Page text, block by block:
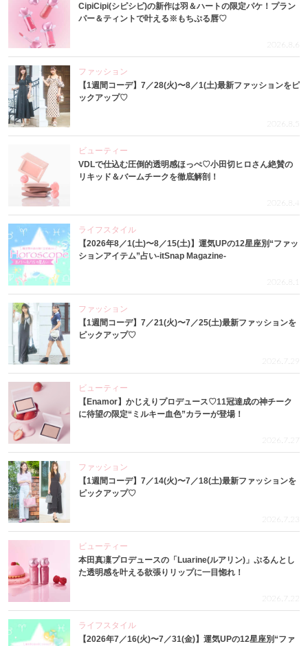
CipiCipi(シピシピ)の新作は羽＆ハートの限定パケ！プラン
パー＆ティントで叶える※もちぷる唇♡
2026.8.6
ファッション
【1週間コーデ】7／28(火)〜8／1(土)最新ファッションをピ
ックアップ♡
2026.8.5
ビューティー
VDLで仕込む圧倒的透明感ほっぺ♡小田切ヒロさん絶賛の
リキッド＆バームチークを徹底解剖！
2026.8.4
ライフスタイル
【2026年8／1(土)〜8／15(土)】運気UPの12星座別“ファッ
ションアイテム”占い-itSnap Magazine-
2026.8.1
ファッション
【1週間コーデ】7／21(火)〜7／25(土)最新ファッションを
ピックアップ♡
2026.7.29
ビューティー
【Enamor】かじえりプロデュース♡11冠達成の神チーク
に待望の限定“ミルキー血色”カラーが登場！
2026.7.27
ファッション
【1週間コーデ】7／14(火)〜7／18(土)最新ファッションを
ピックアップ♡
2026.7.23
ビューティー
本田真凜プロデュースの「Luarine(ルアリン)」ぷるんとし
た透明感を叶える欲張りリップに一目惚れ！
2026.7.22
ライフスタイル
【2026年7／16(火)〜7／31(金)】運気UPの12星座別“ファ